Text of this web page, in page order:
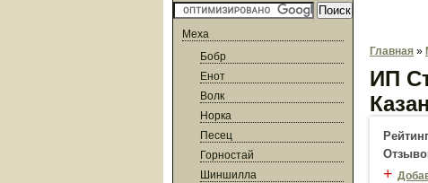
Меха
Бобр
Енот
Волк
Норка
Песец
Горностай
Шиншилла
Главная »
ИП
Рейтинг
+